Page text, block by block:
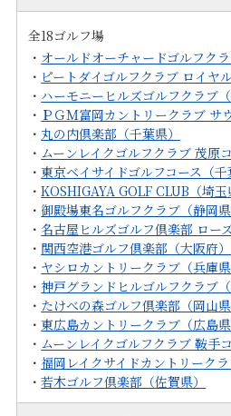
全18ゴルフ場
・ オールドオーチャードゴルフクラ
・ ピートダイゴルフクラブ ロイヤ
・ハーモニーヒルズゴルフクラブ（
・ ＰＧＭ富岡カントリークラブ サ
・ 丸の内倶楽部（千葉県）
・ ムーンレイクゴルフクラブ 茂原
・東京ベイサイドゴルフコース（千
・KOSHIGAYA GOLF CLUB（埼玉
・御殿場東名ゴルフクラブ（静岡県
・名古屋ヒルズゴルフ倶楽部 ロー
・ 関西空港ゴルフ倶楽部（大阪府）
・ ヤシロカントリークラブ（兵庫県
・神戸グランドヒルゴルフクラブ（
・ たけべの森ゴルフ倶楽部（岡山県
・東広島カントリークラブ（広島県
・ ムーンレイクゴルフクラブ 鞍手
・ 福岡レイクサイドカントリークラ
・若木ゴルフ倶楽部（佐賀県）